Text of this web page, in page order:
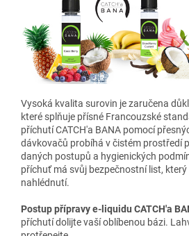
Vysoká kvalita surovin je zaručena
které splňuje přísné Francouzské
příchutí CATCH'a BANA pomocí
dávkovačů probíhá v čistém prostředí
daných postupů a hygienických
příchuť má svůj bezpečnostní list,
nahlédnutí.
Postup přípravy e-liquidu CATCH'a
příchutí dolijte vaší oblíbenou bázi.